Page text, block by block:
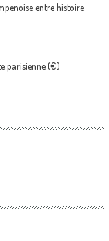
entre histoire
parisienne (€)